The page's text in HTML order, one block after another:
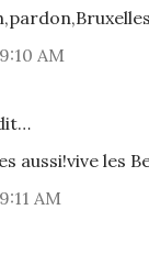
AM
aussi!vive les
AM